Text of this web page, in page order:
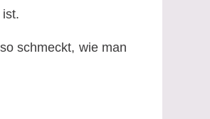
schmeckt, wie man